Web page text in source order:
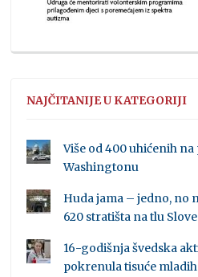
NAJČITANIJE U KATEGORIJI
Više od 400 uhićenih
Washingtonu
Huda jama – jedno, no
620 stratišta na tlu
16-godišnja švedska
pokrenula tisuće